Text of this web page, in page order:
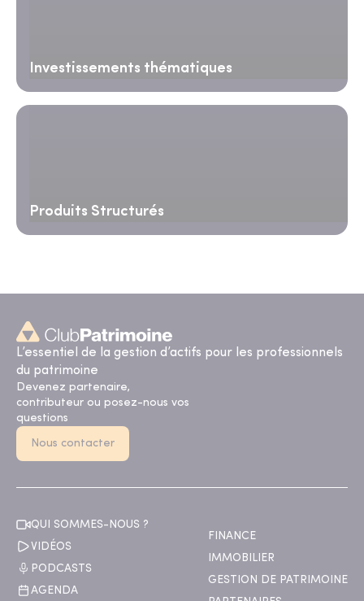
Investissements thématiques
Produits Structurés
L’essentiel de la gestion d’actifs pour les professionnels
du patrimoine
Devenez partenaire,
contributeur ou posez-nous vos
questions
Nous contacter
QUI SOMMES-NOUS ?
VIDÉOS
PODCASTS
AGENDA
FINANCE
IMMOBILIER
GESTION DE PATRIMOINE